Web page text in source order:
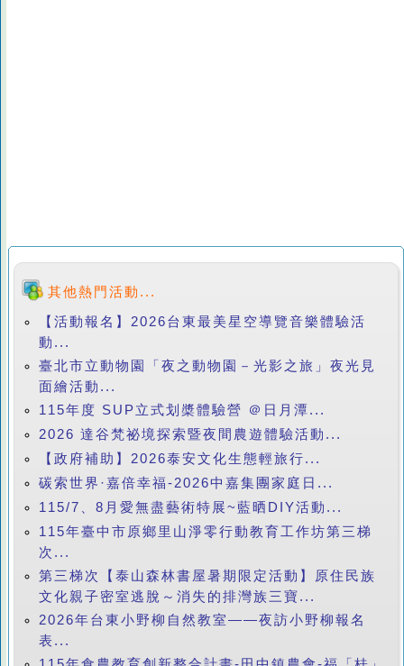
其他熱門活動...
【活動報名】2026台東最美星空導覽音樂體驗活
動...
臺北市立動物園「夜之動物園－光影之旅」夜光見
面繪活動...
115年度 SUP立式划槳體驗營 ＠日月潭...
2026 達谷梵祕境探索暨夜間農遊體驗活動...
【政府補助】2026泰安文化生態輕旅行...
碳索世界·嘉倍幸福-2026中嘉集團家庭日...
115/7、8月愛無盡藝術特展~藍晒DIY活動...
115年臺中市原鄉里山淨零行動教育工作坊第三梯
次...
第三梯次【泰山森林書屋暑期限定活動】原住民族
文化親子密室逃脫～消失的排灣族三寶...
2026年台東小野柳自然教室——夜訪小野柳報名
表...